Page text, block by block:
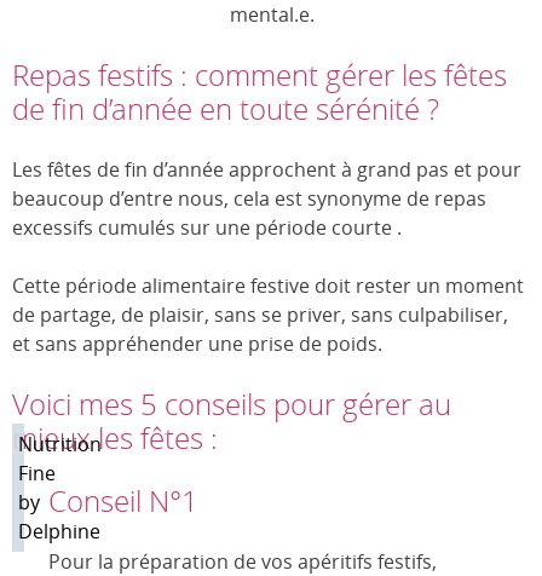
mental.e.
Repas festifs : comment gérer les fêtes
de fin d’année en toute sérénité ?
Les fêtes de fin d’année approchent à grand pas et pour
beaucoup d’entre nous, cela est synonyme de repas
excessifs cumulés sur une période courte .
Cette période alimentaire festive doit rester un moment
de partage, de plaisir, sans se priver, sans culpabiliser,
et sans appréhender une prise de poids.
Voici mes 5 conseils pour gérer au
mieux les fêtes :
Nutrition
Fine
by
Delphine
Conseil N°1
Pour la préparation de vos apéritifs festifs,